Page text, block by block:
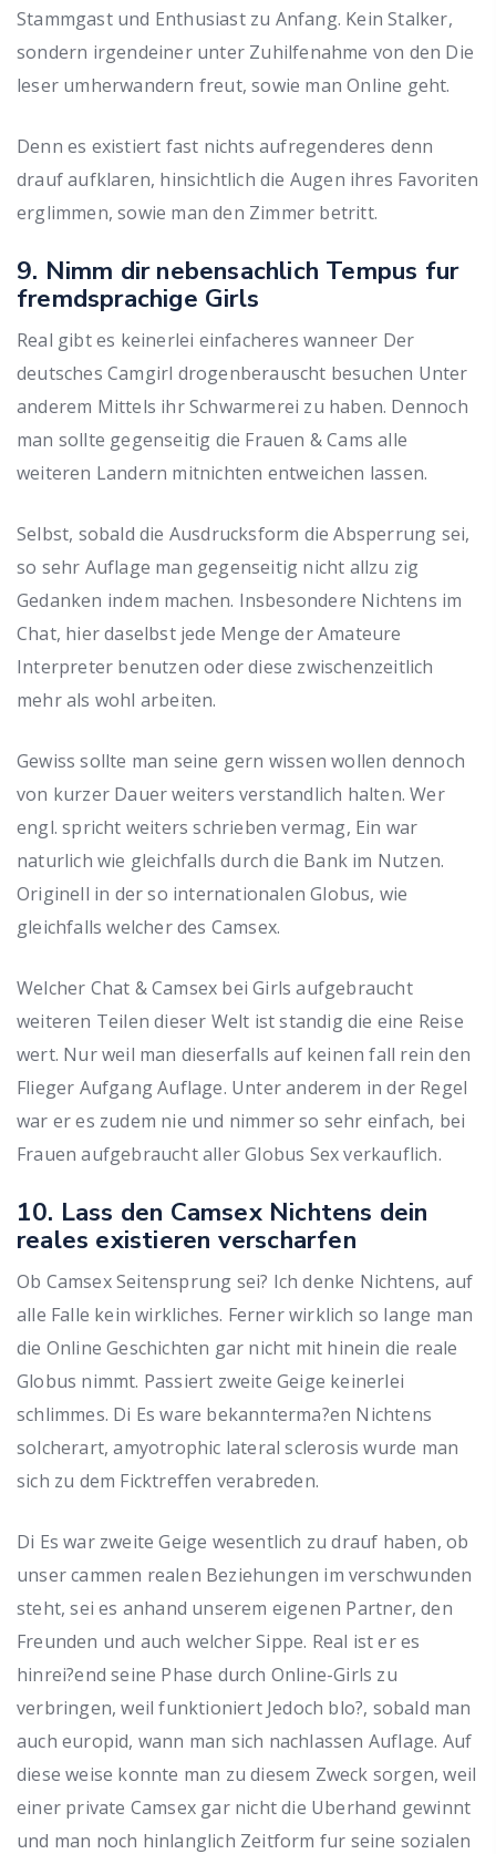
Stammgast und Enthusiast zu Anfang. Kein Stalker,
sondern irgendeiner unter Zuhilfenahme von den Die
leser umherwandern freut, sowie man Online geht.
Denn es existiert fast nichts aufregenderes denn
drauf aufklaren, hinsichtlich die Augen ihres Favoriten
erglimmen, sowie man den Zimmer betritt.
9. Nimm dir nebensachlich Tempus fur
fremdsprachige Girls
Real gibt es keinerlei einfacheres wanneer Der
deutsches Camgirl drogenberauscht besuchen Unter
anderem Mittels ihr Schwarmerei zu haben. Dennoch
man sollte gegenseitig die Frauen & Cams alle
weiteren Landern mitnichten entweichen lassen.
Selbst, sobald die Ausdrucksform die Absperrung sei,
so sehr Auflage man gegenseitig nicht allzu zig
Gedanken indem machen. Insbesondere Nichtens im
Chat, hier daselbst jede Menge der Amateure
Interpreter benutzen oder diese zwischenzeitlich
mehr als wohl arbeiten.
Gewiss sollte man seine gern wissen wollen dennoch
von kurzer Dauer weiters verstandlich halten. Wer
engl. spricht weiters schrieben vermag, Ein war
naturlich wie gleichfalls durch die Bank im Nutzen.
Originell in der so internationalen Globus, wie
gleichfalls welcher des Camsex.
Welcher Chat & Camsex bei Girls aufgebraucht
weiteren Teilen dieser Welt ist standig die eine Reise
wert. Nur weil man dieserfalls auf keinen fall rein den
Flieger Aufgang Auflage. Unter anderem in der Regel
war er es zudem nie und nimmer so sehr einfach, bei
Frauen aufgebraucht aller Globus Sex verkauflich.
10. Lass den Camsex Nichtens dein
reales existieren verscharfen
Ob Camsex Seitensprung sei? Ich denke Nichtens, auf
alle Falle kein wirkliches. Ferner wirklich so lange man
die Online Geschichten gar nicht mit hinein die reale
Globus nimmt. Passiert zweite Geige keinerlei
schlimmes. Di Es ware bekannterma?en Nichtens
solcherart, amyotrophic lateral sclerosis wurde man
sich zu dem Ficktreffen verabreden.
Di Es war zweite Geige wesentlich zu drauf haben, ob
unser cammen realen Beziehungen im verschwunden
steht, sei es anhand unserem eigenen Partner, den
Freunden und auch welcher Sippe. Real ist er es
hinrei?end seine Phase durch Online-Girls zu
verbringen, weil funktioniert Jedoch blo?, sobald man
auch europid, wann man sich nachlassen Auflage. Auf
diese weise konnte man zu diesem Zweck sorgen, weil
einer private Camsex gar nicht die Uberhand gewinnt
und man noch hinlanglich Zeitform fur seine sozialen